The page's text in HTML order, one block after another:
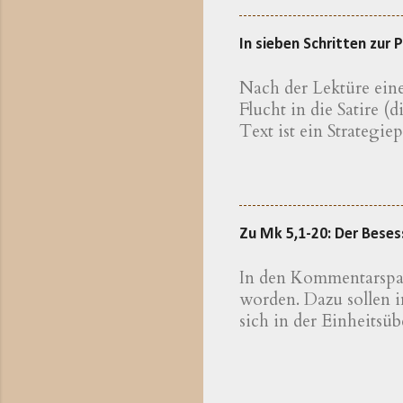
eine
In sieben Schritten zur
Nach der Lektüre
Flucht in die Satire
Text ist ein
sich von
ad acta legen
der Akademie
Zu Mk 5,1-20: Der
In den
worden. Dazu sollen
sich in der
gegliederten